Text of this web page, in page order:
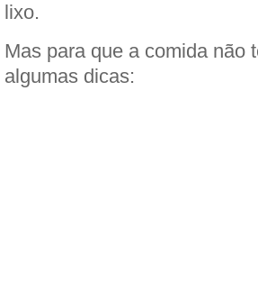
lixo.
Mas para que a comida não
algumas dicas: